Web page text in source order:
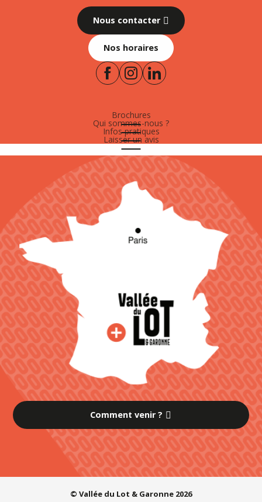
Nous contacter
Nos horaires
Brochures
Qui sommes-nous ?
Infos pratiques
Laisser un avis
Comment venir ?
© Vallée du Lot & Garonne 2026